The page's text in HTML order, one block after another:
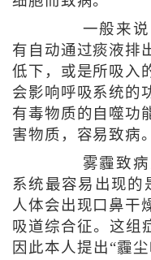
一般来说
有自动通过痰液排
低下，或是所吸入
会影响呼吸系统的
有毒物质的自噬功
害物质，容易致病。
雾霾致病
系统最容易出现的
人体会出现口鼻干
吸道综合征。这组
因此本人提出“霾